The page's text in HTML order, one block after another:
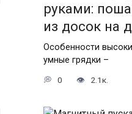
руками:
из досок на
Особенности
умные грядки –
0 2.1к.